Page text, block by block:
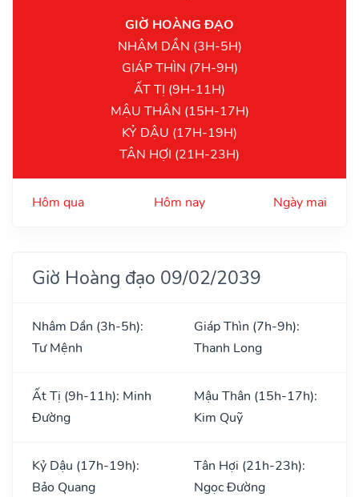
GIỜ HOÀNG ĐẠO
NHÂM DẦN (3H-5H)
GIÁP THÌN (7H-9H)
ẤT TỊ (9H-11H)
MẬU THÂN (15H-17H)
KỶ DẬU (17H-19H)
TÂN HỢI (21H-23H)
Hôm qua Hôm nay Ngày mai
Giờ Hoàng đạo 09/02/2039
Nhâm Dần (3h-5h):
Tư Mệnh
Giáp Thìn (7h-9h):
Thanh Long
Ất Tị (9h-11h): Minh
Đường
Mậu Thân (15h-17h):
Kim Quỹ
Kỷ Dậu (17h-19h):
Bảo Quang
Tân Hợi (21h-23h):
Ngọc Đường